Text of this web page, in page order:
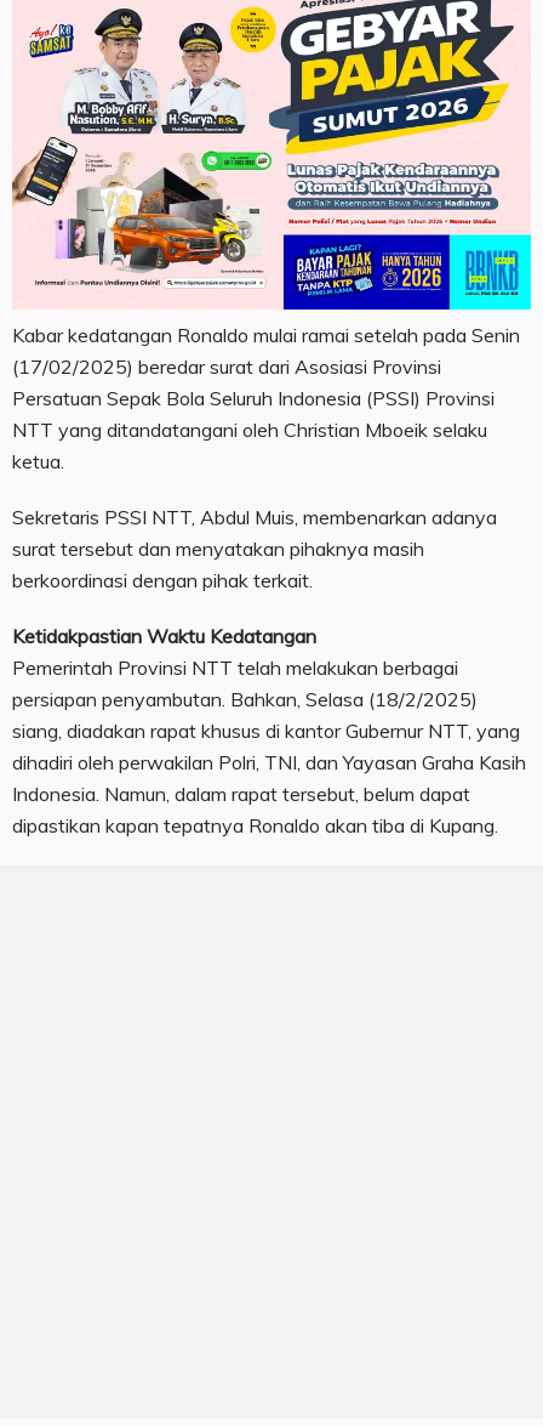
Kabar kedatangan Ronaldo mulai ramai setelah pada Senin
(17/02/2025) beredar surat dari Asosiasi Provinsi
Persatuan Sepak Bola Seluruh Indonesia (PSSI) Provinsi
NTT yang ditandatangani oleh Christian Mboeik selaku
ketua.
Sekretaris PSSI NTT, Abdul Muis, membenarkan adanya
surat tersebut dan menyatakan pihaknya masih
berkoordinasi dengan pihak terkait.
Ketidakpastian Waktu Kedatangan
Pemerintah Provinsi NTT telah melakukan berbagai
persiapan penyambutan. Bahkan, Selasa (18/2/2025)
siang, diadakan rapat khusus di kantor Gubernur NTT, yang
dihadiri oleh perwakilan Polri, TNI, dan Yayasan Graha Kasih
Indonesia. Namun, dalam rapat tersebut, belum dapat
dipastikan kapan tepatnya Ronaldo akan tiba di Kupang.